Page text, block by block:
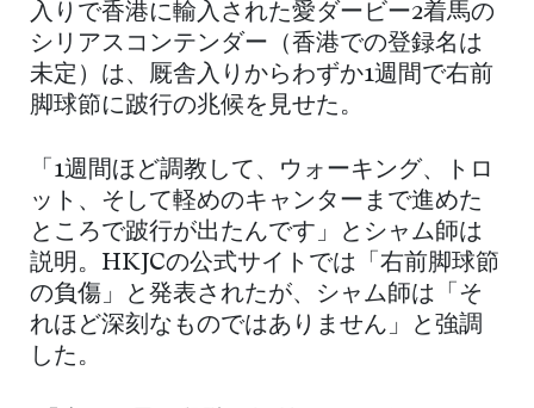
入りで香港に輸入された愛ダービー2着馬の
シリアスコンテンダー（香港での登録名は
未定）は、厩舎入りからわずか1週間で右前
脚球節に跛行の兆候を見せた。
「1週間ほど調教して、ウォーキング、トロ
ット、そして軽めのキャンターまで進めた
ところで跛行が出たんです」とシャム師は
説明。HKJCの公式サイトでは「右前脚球節
の負傷」と発表されたが、シャム師は「そ
れほど深刻なものではありません」と強調
した。